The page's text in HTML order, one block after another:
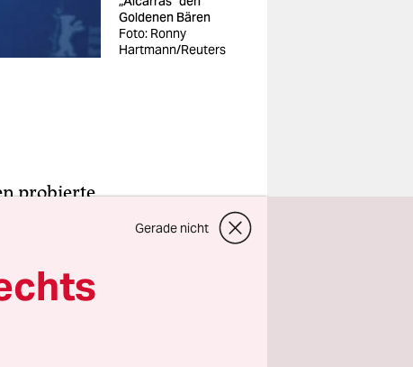
Goldenen Bären
Foto: Ronny
Hartmann/Reuters
probierte
der 72.
stotterte
Was
Gerade nicht